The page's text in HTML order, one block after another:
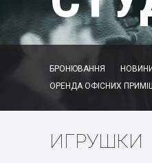
БРОНЮВАННЯ НОВИНИ
ОРЕНДА ОФІСНИХ
ИГРУШКИ